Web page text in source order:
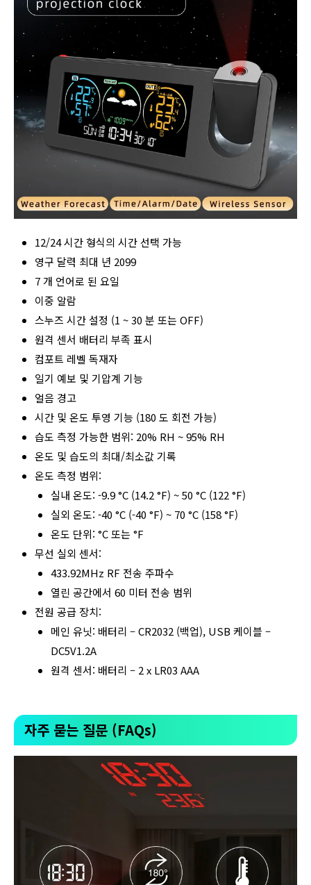
12/24 시간 형식의 시간 선택 가능
영구 달력 최대 년 2099
7 개 언어로 된 요일
이중 알람
스누즈 시간 설정 (1 ~ 30 분 또는 OFF)
원격 센서 배터리 부족 표시
컴포트 레벨 독재자
일기 예보 및 기압계 기능
얼음 경고
시간 및 온도 투영 기능 (180 도 회전 가능)
습도 측정 가능한 범위: 20% RH ~ 95% RH
온도 및 습도의 최대/최소값 기록
온도 측정 범위:
실내 온도: -9.9 °C (14.2 °F) ~ 50 °C (122 °F)
실외 온도: -40 °C (-40 °F) ~ 70 °C (158 °F)
온도 단위: °C 또는 °F
무선 실외 센서:
433.92MHz RF 전송 주파수
열린 공간에서 60 미터 전송 범위
전원 공급 장치:
메인 유닛: 배터리 – CR2032 (백업), USB 케이블 –
DC5V1.2A
원격 센서: 배터리 – 2 x LR03 AAA
자주 묻는 질문 (FAQs)